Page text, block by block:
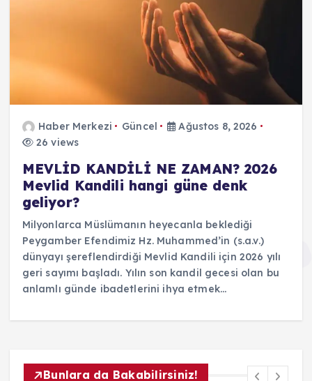
Haber Merkezi Güncel
Ağustos 8, 2026
26 views
MEVLİD KANDİLİ NE ZAMAN? 2026
Mevlid Kandili hangi güne denk
geliyor?
Milyonlarca Müslümanın heyecanla beklediği
Peygamber Efendimiz Hz. Muhammed’in (s.a.v.)
dünyayı şereflendirdiği Mevlid Kandili için 2026 yılı
geri sayımı başladı. Yılın son kandil gecesi olan bu
anlamlı günde ibadetlerini ihya etmek…
Bunlara da Bakabilirsiniz!